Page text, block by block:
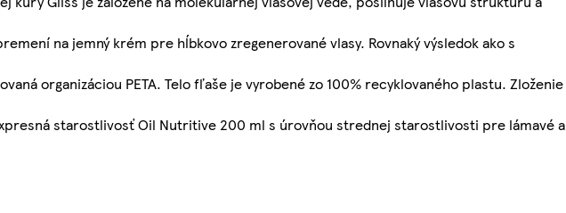
na jemný krém pre hĺbkovo zregenerované vlasy. Rovnaký výsledok ako s
organizáciou PETA. Telo fľaše je vyrobené zo 100% recyklovaného plastu. Zloženie
starostlivosť Oil Nutritive 200 ml s úrovňou strednej starostlivosti pre lámavé a